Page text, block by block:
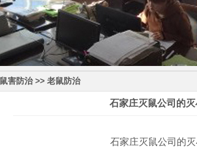
鼠害防治 >> 老鼠防治
石家庄灭鼠公司的
石家庄灭鼠公司的